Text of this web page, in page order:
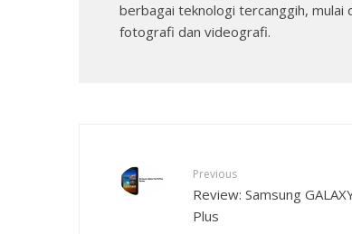
berbagai teknologi tercanggih,
fotografi dan videografi.
Previous
Review: Samsung
Plus